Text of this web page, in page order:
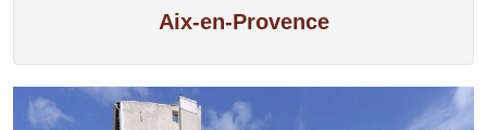
Aix-en-Provence